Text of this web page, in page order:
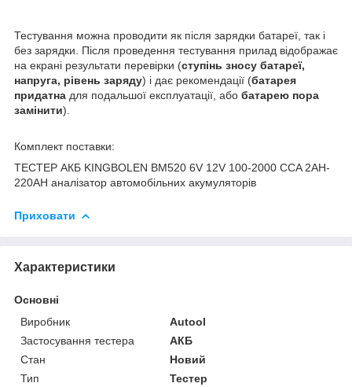
Тестування можна проводити як після зарядки батареї, так і
без зарядки. Після проведення тестування прилад відображає
на екрані результати перевірки (ступінь зносу батареї,
напруга, рівень заряду) і дає рекомендації (батарея
придатна для подальшої експлуатації, або батарею пора
замінити).
Комплект поставки:
ТЕСТЕР АКБ KINGBOLEN BM520 6V 12V 100-2000 CCA 2AH-
220AH аналізатор автомобільних акумуляторів
Приховати
Характеристики
Основні
Виробник
Autool
Застосування тестера
АКБ
Стан
Новий
Тип
Тестер